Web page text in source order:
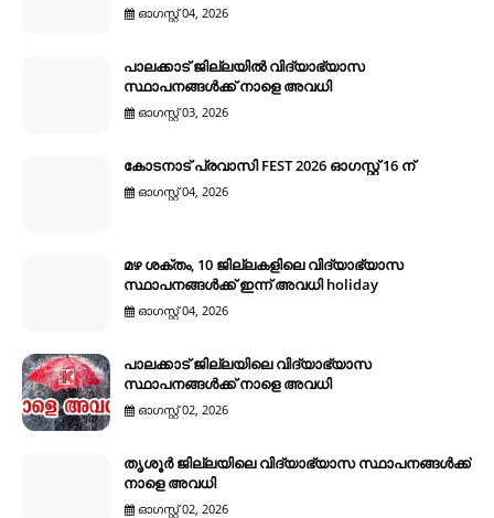
ഓഗസ്റ്റ് 04, 2026
പാലക്കാട് ജില്ലയിൽ വിദ്യാഭ്യാസ
സ്ഥാപനങ്ങൾക്ക് നാളെ അവധി
ഓഗസ്റ്റ് 03, 2026
കോടനാട് പ്രവാസി FEST 2026 ഓഗസ്റ്റ് 16 ന്
ഓഗസ്റ്റ് 04, 2026
മഴ ശക്തം, 10 ജില്ലകളിലെ വിദ്യാഭ്യാസ
സ്ഥാപനങ്ങൾക്ക് ഇന്ന് അവധി holiday
ഓഗസ്റ്റ് 04, 2026
പാലക്കാട് ജില്ലയിലെ വിദ്യാഭ്യാസ
സ്ഥാപനങ്ങൾക്ക് നാളെ അവധി
ഓഗസ്റ്റ് 02, 2026
തൃശൂർ ജില്ലയിലെ വിദ്യാഭ്യാസ സ്ഥാപനങ്ങൾക്ക്
നാളെ അവധി
ഓഗസ്റ്റ് 02, 2026